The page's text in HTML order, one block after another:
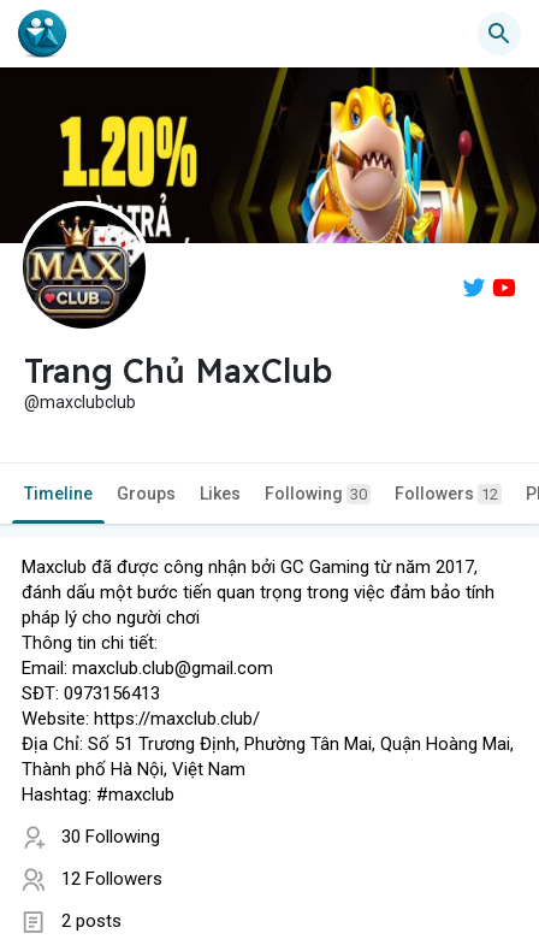
Trang Chủ MaxClub
@maxclubclub
Timeline Groups Likes Following 30 Followers 12
Maxclub đã được công nhận bởi GC Gaming từ năm 2017,
đánh dấu một bước tiến quan trọng trong việc đảm bảo tính
pháp lý cho người chơi
Thông tin chi tiết:
Email: maxclub.club@gmail.com
SĐT: 0973156413
Website: https://maxclub.club/
Địa Chỉ: Số 51 Trương Định, Phường Tân Mai, Quận Hoàng Mai,
Thành phố Hà Nội, Việt Nam
Hashtag: #maxclub
30 Following
12 Followers
2 posts